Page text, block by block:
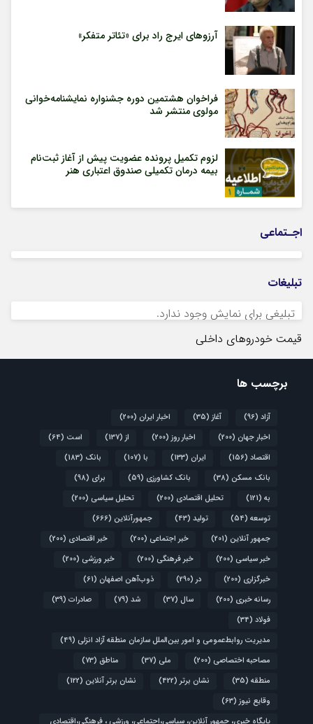
آرزوهای ایرج راد برای «تئاتر متفکر»
فراخوان هشتمین دوره جشنواره نمایشنامه‌خوانی
مولوی منتشر شد
لزوم تکمیل پرونده عضویت پیش از آغاز ثبت‌نام
بیمه درمان تکمیلی صندوق اعتباری هنر
اجـتماعی
تبلیغات
تبلیغی برای نمایش وجود ندارد.
قیمت خودروهای داخلی
برچسب ها
آزاد (96) آغاز (35) اخبار ایران (200)
اخبار جهان (200) اخبار روز (200) از (137) است (64)
اقتصاد (156) ایران (133) با (107) بانک (183)
بانک مسکن (38) بانک کشاورزی (59) برای (98)
به (121) تحلیل اقتصادی (200) تحلیل سیاسی (200)
توسعه (54) تولید (43) جمهورآنلاین (666)
جمهور آنلاین (201) خبر اجتماعی (200) خبر اقتصادی (200)
خبر سیاسی (200) خبر فرهنگی (200) خبر ورزشی (200)
خبرگزاری (200) در (290) ذوب‌آهن اصفهان (61)
رسانه خبری (200) سال (37) شد (79) صادرات (39)
فولاد (34)
مدیریت روابط‌عمومی و امور بین‌الملل سازمان منطقه آزاد انزلی (49)
مصاحبه اختصاصی (200) ملی (37) مناطق (73)
منطقه (35) نشان برتر (422) نشان برتر آنلاین (122)
وقایع نیوز (63)
پایگاه خبری، جمهور آنلاین، سیاسی،اجتماعی، ورزشی ، فرهنگی،اقتصادی